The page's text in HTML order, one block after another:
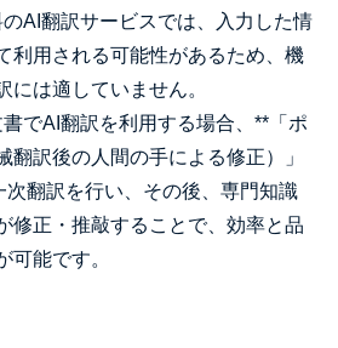
のAI翻訳サービスでは、入力した情
利用される可能性があるため、機
には適していません。
でAI翻訳を利用する場合、**「ポ
翻訳後の人間の手による修正）」
次翻訳を行い、その後、専門知識
修正・推敲することで、効率と品
可能です。